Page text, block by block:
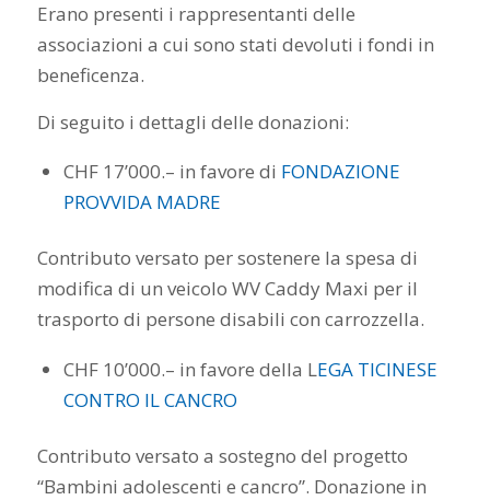
Erano presenti i rappresentanti delle
associazioni a cui sono stati devoluti i fondi in
beneficenza.
Di seguito i dettagli delle donazioni:
CHF 17’000.– in favore di FONDAZIONE
PROVVIDA MADRE
Contributo versato per sostenere la spesa di
modifica di un veicolo WV Caddy Maxi per il
trasporto di persone disabili con carrozzella.
CHF 10’000.– in favore della LEGA TICINESE
CONTRO IL CANCRO
Contributo versato a sostegno del progetto
“Bambini adolescenti e cancro”. Donazione in